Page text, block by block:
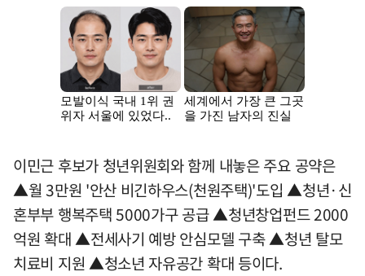
이민근 후보가 청년위원회와 함께 내놓은 주요 공약은
▲월 3만원 '안산 비긴하우스(천원주택)'도입 ▲청년·신
혼부부 행복주택 5000가구 공급 ▲청년창업펀드 2000
억원 확대 ▲전세사기 예방 안심모델 구축 ▲청년 탈모
치료비 지원 ▲청소년 자유공간 확대 등이다.